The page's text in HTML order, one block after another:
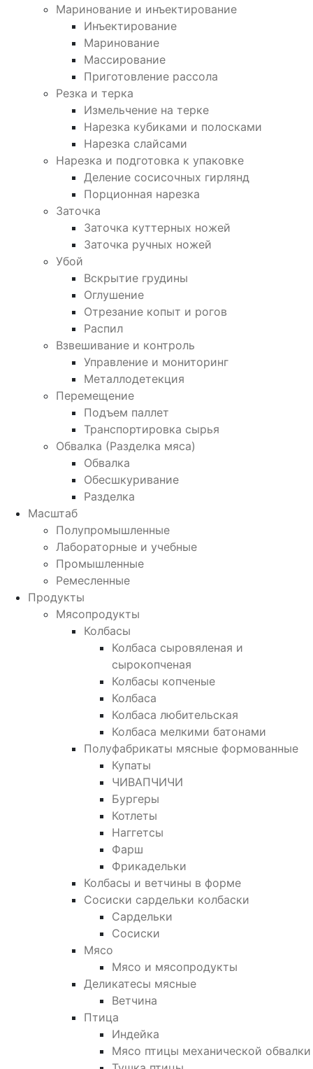
Маринование и инъектирование
Инъектирование
Маринование
Массирование
Приготовление рассола
Резка и терка
Измельчение на терке
Нарезка кубиками и полосками
Нарезка слайсами
Нарезка и подготовка к упаковке
Деление сосисочных гирлянд
Порционная нарезка
Заточка
Заточка куттерных ножей
Заточка ручных ножей
Убой
Вскрытие грудины
Оглушение
Отрезание копыт и рогов
Распил
Взвешивание и контроль
Управление и мониторинг
Металлодетекция
Перемещение
Подъем паллет
Транспортировка сырья
Обвалка (Разделка мяса)
Обвалка
Обесшкуривание
Разделка
Масштаб
Полупромышленные
Лабораторные и учебные
Промышленные
Ремесленные
Продукты
Мясопродукты
Колбасы
Колбаса сыровяленая и
сырокопченая
Колбасы копченые
Колбаса
Колбаса любительская
Колбаса мелкими батонами
Полуфабрикаты мясные формованные
Купаты
ЧИВАПЧИЧИ
Бургеры
Котлеты
Наггетсы
Фарш
Фрикадельки
Колбасы и ветчины в форме
Сосиски сардельки колбаски
Сардельки
Сосиски
Мясо
Мясо и мясопродукты
Деликатесы мясные
Ветчина
Птица
Индейка
Мясо птицы механической обвалки